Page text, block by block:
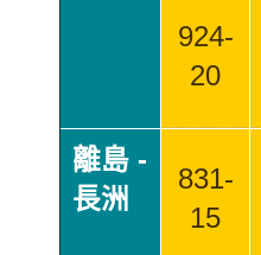
924-
20
離島 -
長洲
831-
15